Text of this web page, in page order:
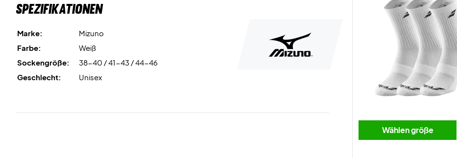
Spezifikationen
Marke:
Mizuno
Farbe:
Weiß
Sockengröße:
38-40 / 41-43 / 44-46
Geschlecht:
Unisex
Wählen größe